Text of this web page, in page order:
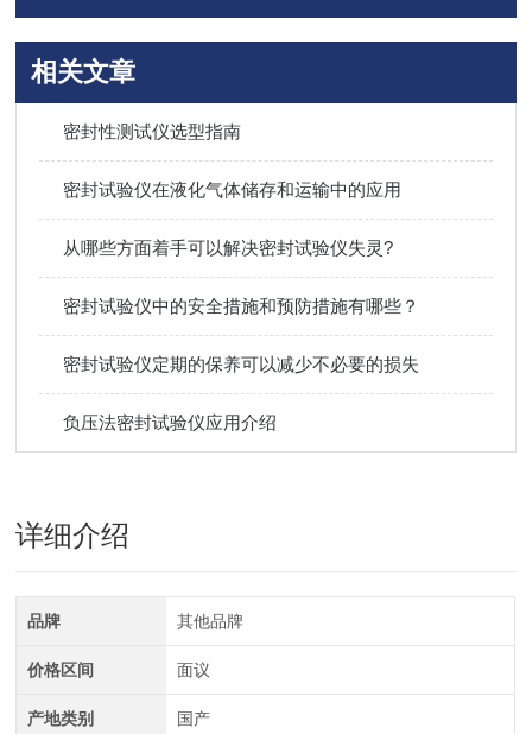
相关文章
密封性测试仪选型指南
密封试验仪在液化气体储存和运输中的应用
从哪些方面着手可以解决密封试验仪失灵?
密封试验仪中的安全措施和预防措施有哪些？
密封试验仪定期的保养可以减少不必要的损失
负压法密封试验仪应用介绍
详细介绍
品牌 其他品牌
价格区间 面议
产地类别 国产